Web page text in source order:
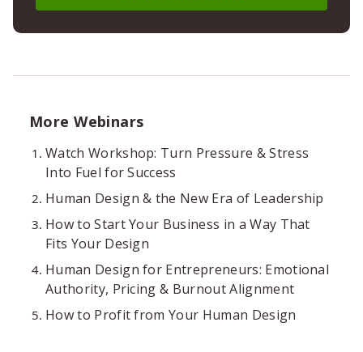
More Webinars
Watch Workshop: Turn Pressure & Stress
Into Fuel for Success
Human Design & the New Era of Leadership
How to Start Your Business in a Way That
Fits Your Design
Human Design for Entrepreneurs: Emotional
Authority, Pricing & Burnout Alignment
How to Profit from Your Human Design